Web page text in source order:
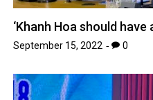
‘Khanh Hoa should
September 15, 2022 0